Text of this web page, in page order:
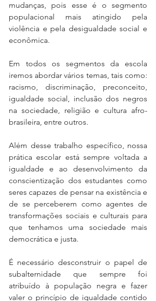
mudanças, pois esse é o segmento
populacional mais atingido pela
violência e pela desigualdade social e
econômica.
Em todos os segmentos da escola
iremos abordar vários temas, tais como:
racismo, discriminação, preconceito,
igualdade social, inclusão dos negros
na sociedade, religião e cultura afro-
brasileira, entre outros.
Além desse trabalho específico, nossa
prática escolar está sempre voltada a
igualdade e ao desenvolvimento da
conscientização dos estudantes como
seres capazes de pensar na existência e
de se perceberem como agentes de
transformações sociais e culturais para
que tenhamos uma sociedade mais
democrática e justa.
É necessário desconstruir o papel de
subalternidade que sempre foi
atribuído à população negra e fazer
valer o princípio de igualdade contido